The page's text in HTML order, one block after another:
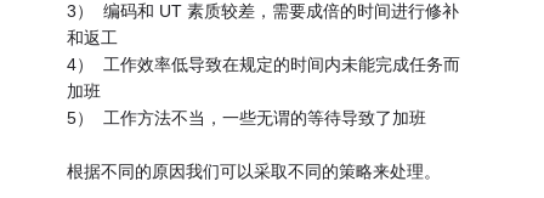
3） 编码和 UT 素质较差，需要成倍的时间进行修补
和返工
4） 工作效率低导致在规定的时间内未能完成任务而
加班
5） 工作方法不当，一些无谓的等待导致了加班
根据不同的原因我们可以采取不同的策略来处理。